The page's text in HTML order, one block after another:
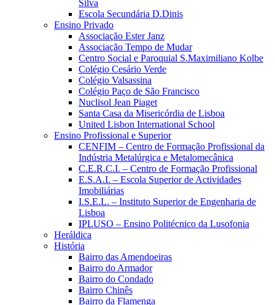
Silva
Escola Secundária D.Dinis
Ensino Privado
Associação Ester Janz
Associação Tempo de Mudar
Centro Social e Paroquial S.Maximiliano Kolbe
Colégio Cesário Verde
Colégio Valsassina
Colégio Paço de São Francisco
Nuclisol Jean Piaget
Santa Casa da Misericórdia de Lisboa
United Lisbon International School
Ensino Profissional e Superior
CENFIM – Centro de Formação Profissional da
Indústria Metalúrgica e Metalomecânica
C.E.R.C.I. – Centro de Formação Profissional
E.S.A.I. – Escola Superior de Actividades
Imobiliárias
I.S.E.L. – Instituto Superior de Engenharia de
Lisboa
IPLUSO – Ensino Politécnico da Lusofonia
Heráldica
História
Bairro das Amendoeiras
Bairro do Armador
Bairro do Condado
Bairro Chinês
Bairro da Flamenga